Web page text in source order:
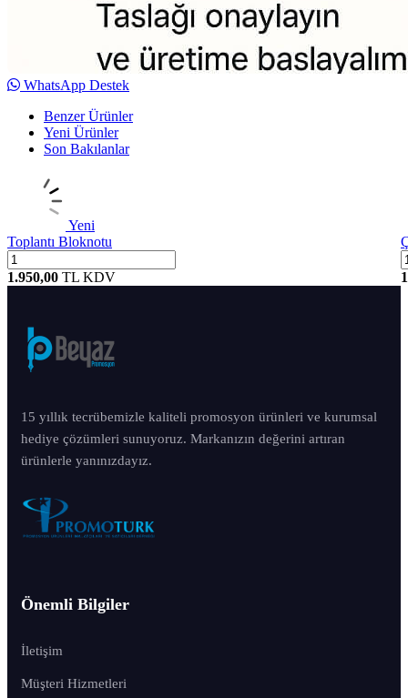
WhatsApp Destek
Benzer Ürünler
Yeni Ürünler
Son Bakılanlar
Yeni
Toplantı Bloknotu
1.950,00 TL KDV
15 yıllık tecrübemizle kaliteli promosyon ürünleri ve kurumsal
hediye çözümleri sunuyoruz. Markanızın değerini artıran
ürünlerle yanınızdayız.
Önemli Bilgiler
İletişim
Müşteri Hizmetleri